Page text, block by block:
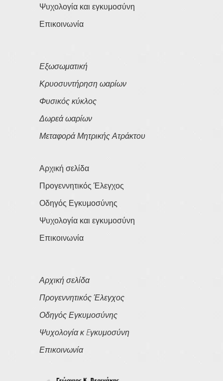
Ψυχολογία και εγκυμοσύνη
Επικοινωνία
Εξωσωματική
Κρυοσυντήρηση ωαρίων
Φυσικός κύκλος
Δωρεά ωαρίων
Μεταφορά Μητρικής Ατράκτου
Αρχική σελίδα
Προγεννητικός Έλεγχος
Οδηγός Εγκυμοσύνης
Ψυχολογία και εγκυμοσύνη
Επικοινωνία
Αρχική σελίδα
Προγεννητικός Έλεγχος
Οδηγός Εγκυμοσύνης
Ψυχολογία κ Eγκυμοσύνη
Επικοινωνία